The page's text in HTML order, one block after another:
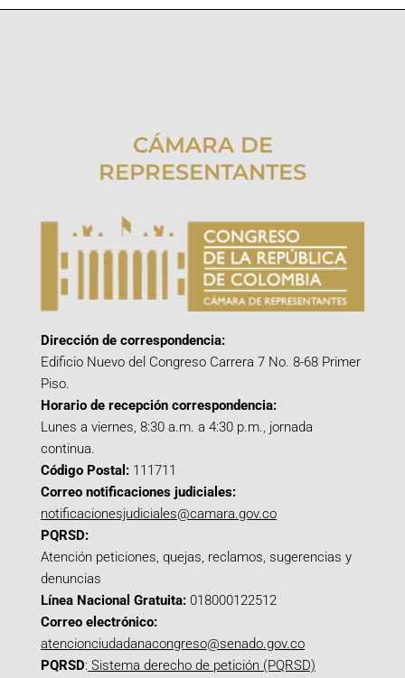
CÁMARA DE
REPRESENTANTES
Dirección de correspondencia:
Edificio Nuevo del Congreso Carrera 7 No. 8-68 Primer
Piso.
Horario de recepción correspondencia:
Lunes a viernes, 8:30 a.m. a 4:30 p.m., jornada
continua.
Código Postal: 111711
Correo notificaciones judiciales:
notificacionesjudiciales@camara.gov.co
PQRSD:
Atención peticiones, quejas, reclamos, sugerencias y
denuncias
Línea Nacional Gratuita: 018000122512
Correo electrónico:
atencionciudadanacongreso@senado.gov.co
PQRSD: Sistema derecho de petición (PQRSD)